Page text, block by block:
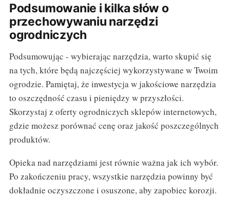
Podsumowanie i kilka słów o
przechowywaniu narzędzi
ogrodniczych
Podsumowując - wybierając narzędzia, warto skupić się
na tych, które będą najczęściej wykorzystywane w Twoim
ogrodzie. Pamiętaj, że inwestycja w jakościowe narzędzia
to oszczędność czasu i pieniędzy w przyszłości.
Skorzystaj z oferty ogrodniczych sklepów internetowych,
gdzie możesz porównać cenę oraz jakość poszczególnych
produktów.
Opieka nad narzędziami jest równie ważna jak ich wybór.
Po zakończeniu pracy, wszystkie narzędzia powinny być
dokładnie oczyszczone i osuszone, aby zapobiec korozji.